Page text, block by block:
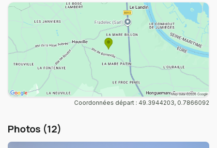
Coordonnées départ : 49.3944203, 0.7866092
Photos (12)